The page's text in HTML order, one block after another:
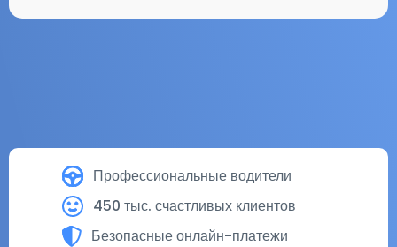
Профессиональные водители
450 тыс. счастливых клиентов
Безопасные онлайн-платежи